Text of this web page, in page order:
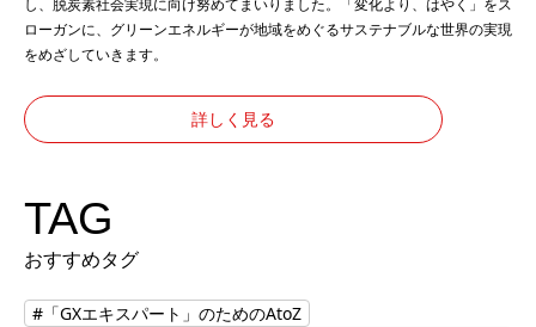
ローガンに、グリーンエネルギーが地域をめぐるサステナブルな世界の実現
をめざしていきます。
詳しく見る
TAG
おすすめタグ
#「GXエキスパート」のためのAtoZ